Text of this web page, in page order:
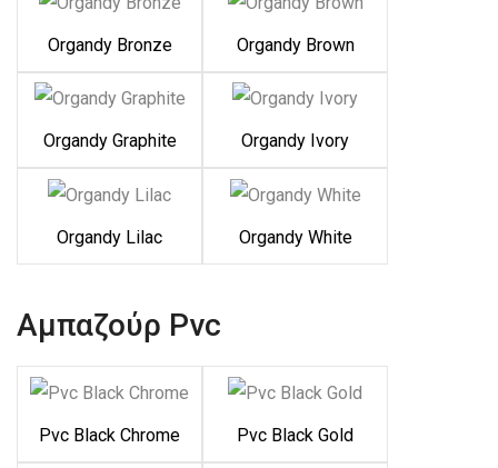
Organdy Bronze Organdy Brown
Organdy Graphite Organdy Ivory
Organdy Lilac Organdy White
Αμπαζούρ Pvc
Pvc Black Chrome Pvc Black Gold